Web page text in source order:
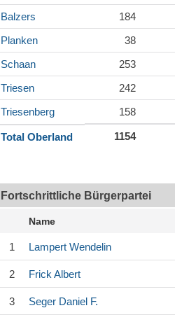
Balzers 184
Planken
38
Schaan
253
Triesen
242
Triesenberg
158
Total Oberland 1154
Fortschrittliche Bürgerpartei
Name
1 Lampert Wendelin
2 Frick Albert
3 Seger Daniel F.